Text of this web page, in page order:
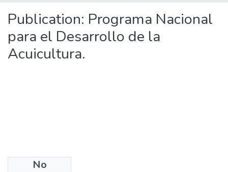
Publication: Programa Nacional
para el Desarrollo de la
Acuicultura.
No